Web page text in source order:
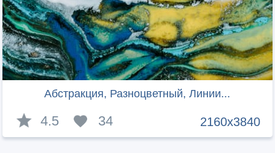
Абстракция, Разноцветный, Линии...
2160x3840
4.5 34